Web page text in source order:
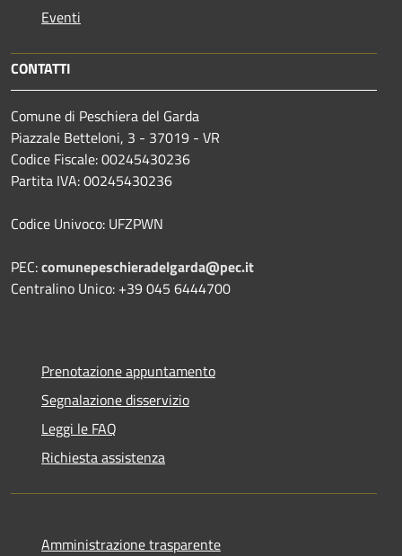
Eventi
CONTATTI
Comune di Peschiera del Garda
Piazzale Betteloni, 3 - 37019 - VR
Codice Fiscale: 00245430236
Partita IVA: 00245430236
Codice Univoco: UFZPWN
PEC:comunepeschieradelgarda@pec.it
Centralino Unico: +39 045 6444700
Prenotazione appuntamento
Segnalazione disservizio
Leggi le FAQ
Richiesta assistenza
Amministrazione trasparente